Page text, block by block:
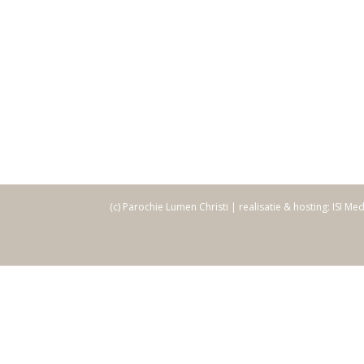
(c) Parochie Lumen Christi | realisatie & hosting: ISI